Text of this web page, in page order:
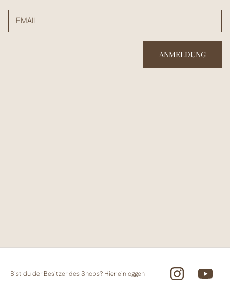
EMAIL
ANMELDUNG
Bist du der Besitzer des Shops? Hier einloggen Instagram